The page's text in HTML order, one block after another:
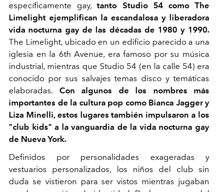
específicamente gay,tanto Studio 54 como The
Limelight ejemplifican la escandalosa y liberadora
vida nocturna gay de las décadas de 1980 y 1990.
The Limelight, ubicado en un edificio parecido a una
iglesia en la 6th Avenue, era famoso por su música
industrial, mientras que Studio 54 (en la calle 54) era
conocido por sus salvajes temas disco y temáticas
elaboradas. Con algunos de los nombres más
importantes de la cultura pop como Bianca Jagger y
Liza Minelli, estos lugares también impulsaron a los
"club kids" a la vanguardia de la vida nocturna gay
de Nueva York.
Definidos por personalidades exageradas y
vestuarios personalizados, los niños del club sin
duda se vistieron para ser vistos mientras jugaban